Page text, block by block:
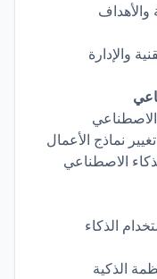
والإدارة
الاصطناعي
نماذج الأعمال
الاصطناعي
الذكاء
الذكية